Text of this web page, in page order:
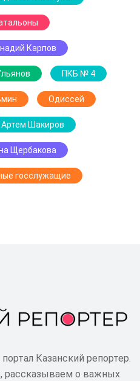
Карпов
ПКБ № 4
Одиссей
Артем Шакиров
Щербакова
госслужащие
Казанский репортер.
рассказываем о важных